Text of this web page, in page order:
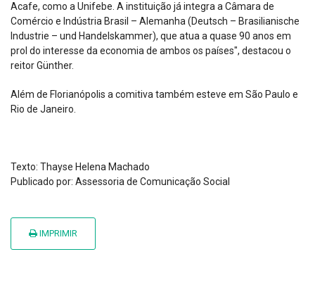
Acafe, como a Unifebe. A instituição já integra a Câmara de
Comércio e Indústria Brasil – Alemanha (Deutsch – Brasilianische
Industrie – und Handelskammer), que atua a quase 90 anos em
prol do interesse da economia de ambos os países", destacou o
reitor Günther.
Além de Florianópolis a comitiva também esteve em São Paulo e
Rio de Janeiro.
Texto: Thayse Helena Machado
Publicado por: Assessoria de Comunicação Social
IMPRIMIR